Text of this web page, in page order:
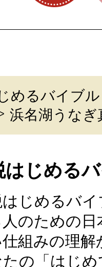
めるバイブル
浜名湖うなぎ
じめる
はじめるバ
のための
組みの理
の「はじ